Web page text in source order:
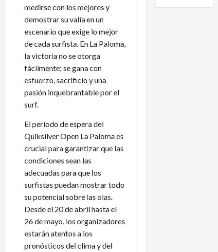
medirse con los mejores y
demostrar su valía en un
escenario que exige lo mejor
de cada surfista. En La Paloma,
la victoria no se otorga
fácilmente; se gana con
esfuerzo, sacrificio y una
pasión inquebrantable por el
surf.
El período de espera del
Quiksilver Open La Paloma es
crucial para garantizar que las
condiciones sean las
adecuadas para que los
surfistas puedan mostrar todo
su potencial sobre las olas.
Desde el 20 de abril hasta el
26 de mayo, los organizadores
estarán atentos a los
pronósticos del clima y del